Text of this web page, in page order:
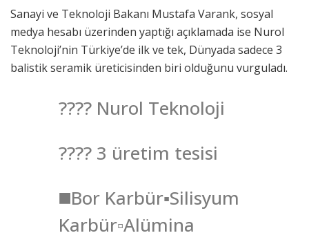
Sanayi ve Teknoloji Bakanı Mustafa Varank, sosyal
medya hesabı üzerinden yaptığı açıklamada ise Nurol
Teknoloji’nin Türkiye’de ilk ve tek, Dünyada sadece 3
balistik seramik üreticisinden biri olduğunu vurguladı.
???? Nurol Teknoloji
???? 3 üretim tesisi
◼️Bor Karbür▪️Silisyum
Karbür▫️Alümina